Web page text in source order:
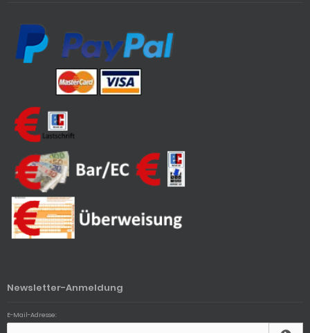
Newsletter-Anmeldung
E-Mail-Adresse: